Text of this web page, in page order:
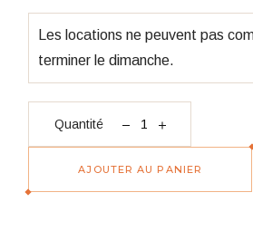
Les locations ne peuvent pas
terminer le dimanche.
Quantité
quantité Arche hexagonale 2m
AJOUTER AU PANIER